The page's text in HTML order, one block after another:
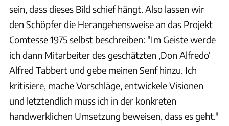
sein, dass dieses Bild schief hängt. Also lassen wir
den Schöpfer die Herangehensweise an das Projekt
Comtesse 1975 selbst beschreiben: "Im Geiste werde
ich dann Mitarbeiter des geschätzten ‚Don Alfredo‘
Alfred Tabbert und gebe meinen Senf hinzu. Ich
kritisiere, mache Vorschläge, entwickele Visionen
und letztendlich muss ich in der konkreten
handwerklichen Umsetzung beweisen, dass es geht."